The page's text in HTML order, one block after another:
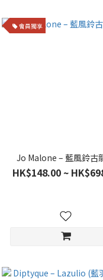
會員獨享
Jo Malone – 藍風鈴古
HK$148.00 ~